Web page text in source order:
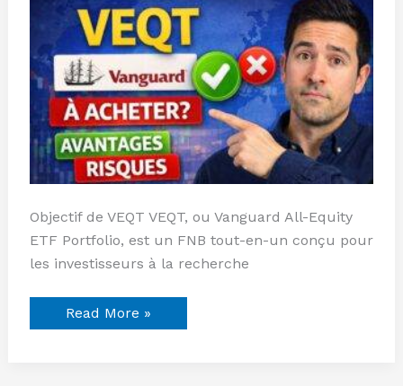
Objectif de VEQT VEQT, ou Vanguard All-Equity
ETF Portfolio, est un FNB tout-en-un conçu pour
les investisseurs à la recherche
Un
pour
une
Croissance
Maximale
et
une
Diversification
Globale
Read More »